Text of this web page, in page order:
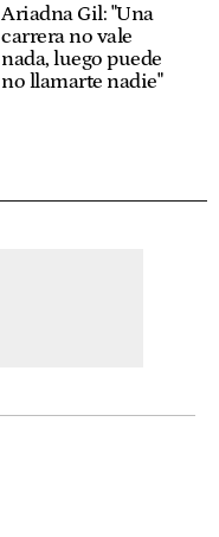
Ariadna Gil: "Una
carrera no vale
nada, luego puede
no llamarte nadie"